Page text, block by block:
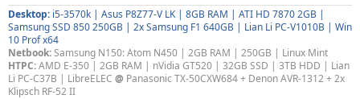
Desktop: i5-3570k | Asus P8Z77-V LK | 8GB RAM | ATI HD 7870 2GB |
Samsung SSD 850 250GB | 2x Samsung F1 640GB | Lian Li PC-V1010B | Win
10 Prof x64
Netbook:Samsung N150: Atom N450 | 2GB RAM | 250GB | Linux Mint
HTPC:AMD E-350 | 2GB RAM | nVidia GT520 | 32GB SSD | 3TB HDD | Lian
Li PC-C37B | LibreELEC @ Panasonic TX-50CXW684 + Denon AVR-1312 + 2x
Klipsch RF-52 II